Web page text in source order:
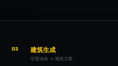
03 建筑生成
空置场地 → 建筑方案